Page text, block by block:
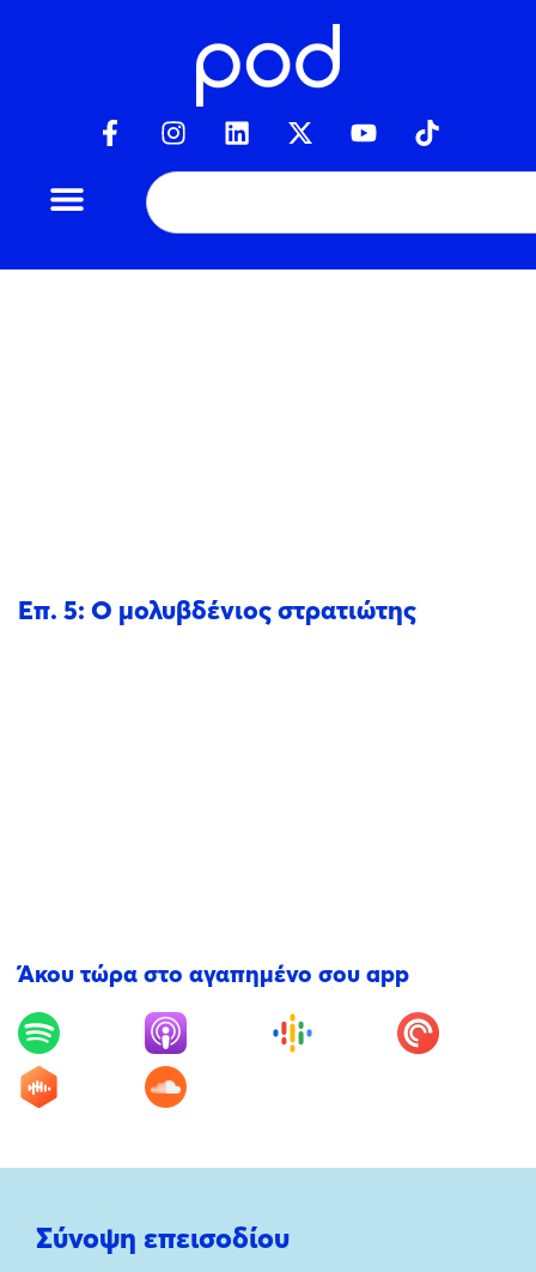
Επ. 5: Ο μολυβδένιος στρατιώτης
Άκου τώρα στο αγαπημένο σου app
Σύνοψη επεισοδίου